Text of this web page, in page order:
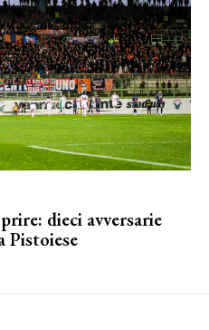
dieci avversarie
Pistoiese